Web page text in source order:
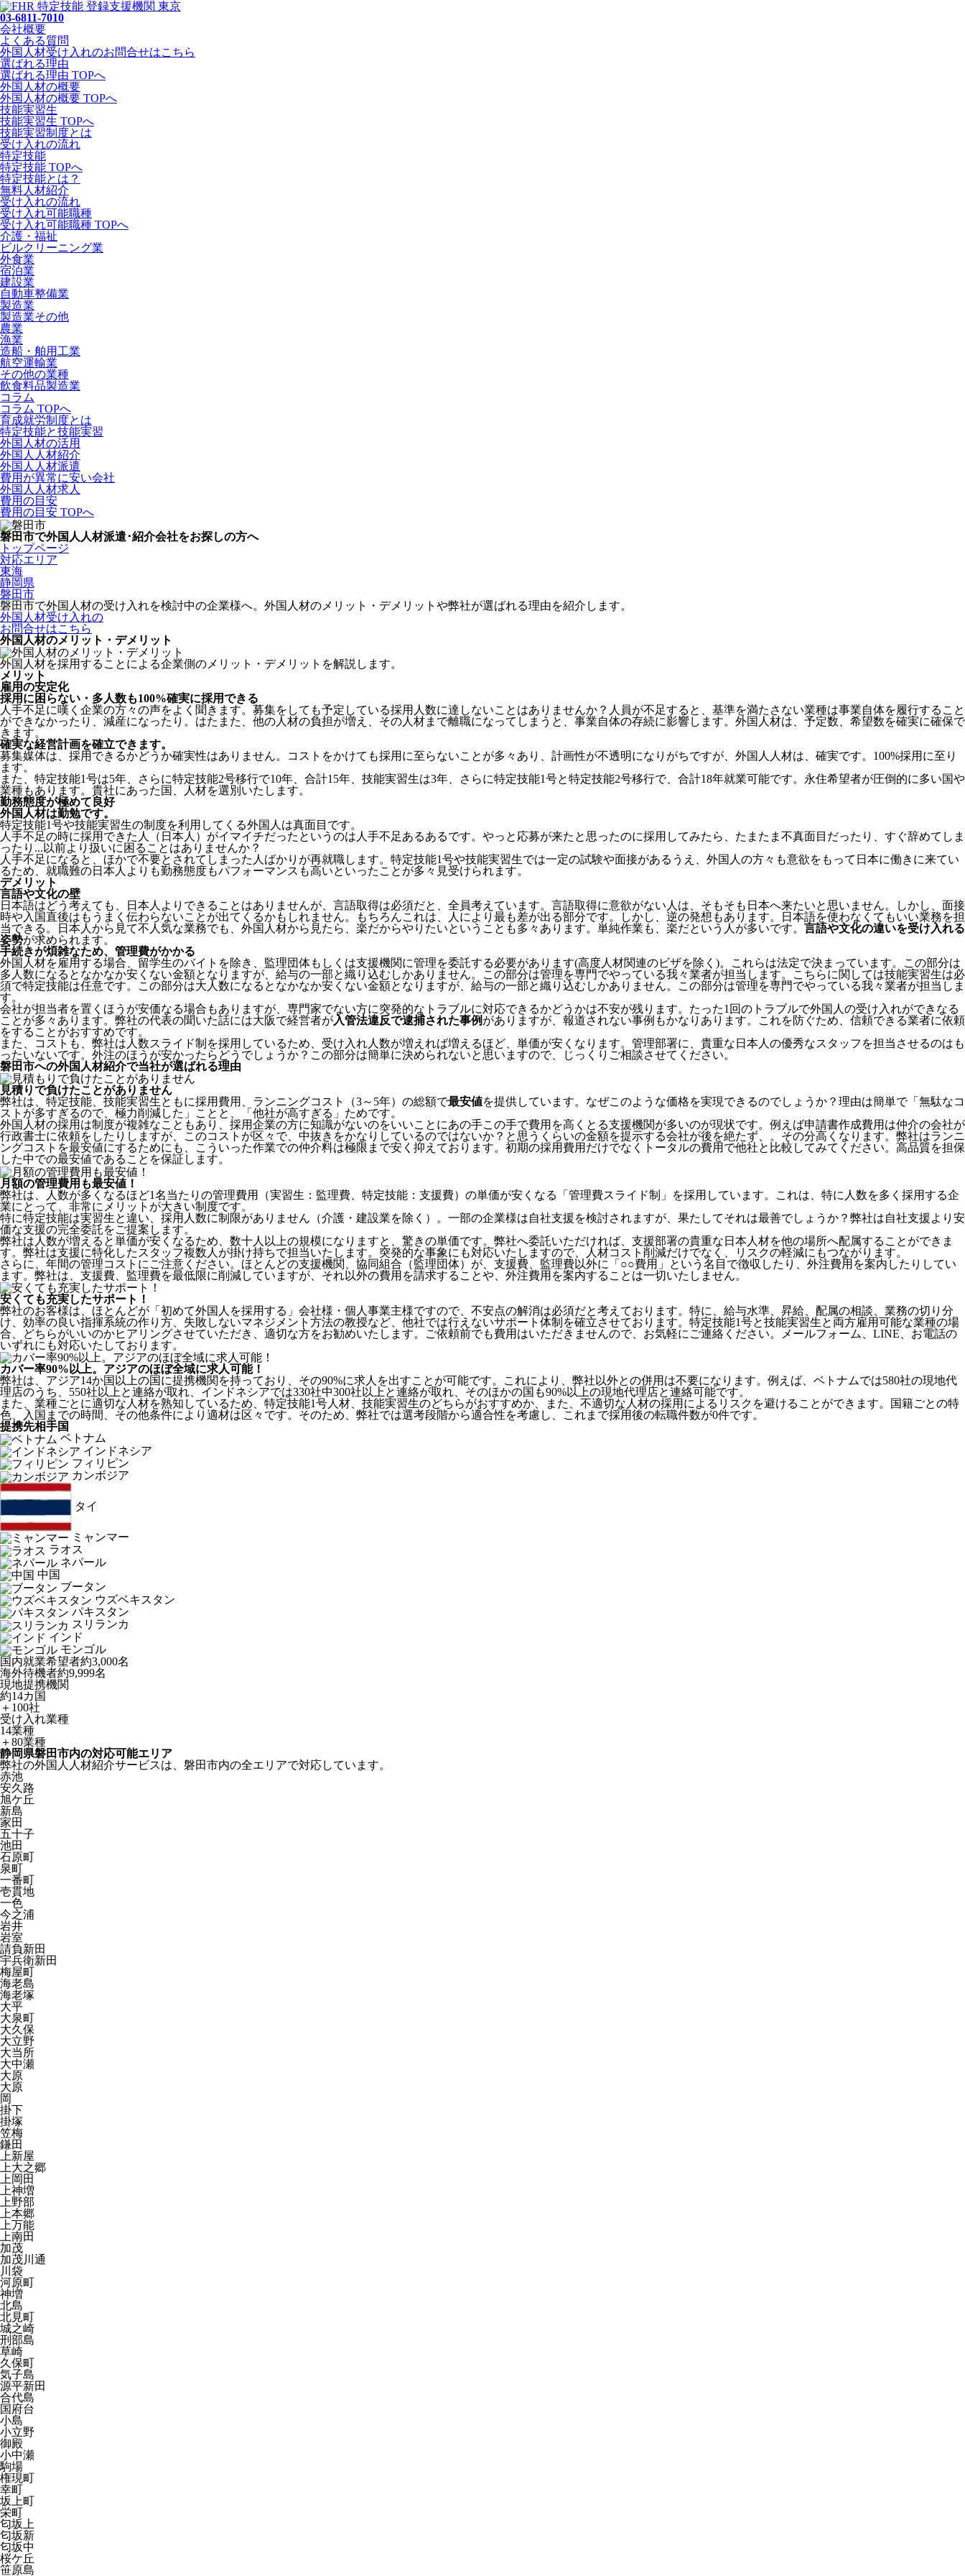
03-6811-7010
会社概要
よくある質問
外国人材受け入れのお問合せはこちら
選ばれる理由
選ばれる理由 TOPへ
外国人材の概要
外国人材の概要 TOPへ
技能実習生
技能実習生 TOPへ
技能実習制度とは
受け入れの流れ
特定技能
特定技能 TOPへ
特定技能とは？
無料人材紹介
受け入れの流れ
受け入れ可能職種
受け入れ可能職種 TOPへ
介護・福祉
ビルクリーニング業
外食業
宿泊業
建設業
自動車整備業
製造業
製造業その他
農業
漁業
造船・舶用工業
航空運輸業
その他の業種
飲食料品製造業
コラム
コラム TOPへ
育成就労制度とは
特定技能と技能実習
外国人材の活用
外国人人材紹介
外国人人材派遣
費用が異常に安い会社
外国人人材求人
費用の目安
費用の目安 TOPへ
磐田市で外国人人材派遣･紹介会社をお探しの方へ
トップページ
対応エリア
東海
静岡県
磐田市
磐田市で外国人材の受け入れを検討中の企業様へ。外国人材のメリット・デメリットや弊社が選ばれる理由を紹介します。
外国人材受け入れの
お問合せはこちら
外国人材のメリット・デメリット
外国人材を採用することによる企業側のメリット・デメリットを解説します。
メリット
雇用の安定化
採用に困らない・多人数も100%確実に採用できる
人手不足に嘆く企業の方々の声をよく聞きます。募集をしても予定している採用人数に達しないことはありませんか？人員が不足すると、基準を満たさない業種は事業自体を履行すること
ができなかったり、減産になったり。はたまた、他の人材の負担が増え、その人材まで離職になってしまうと、事業自体の存続に影響します。 外国人材は、予定数、希望数を確実に確保で
きます。
確実な経営計画を確立できます。
募集媒体は、採用できるかどうか確実性はありません。コストをかけても採用に至らないことが多々あり、計画性が不透明になりがちですが、外国人人材は、確実です。100%採用に至り
ます。
また、特定技能1号は5年、さらに特定技能2号移行で10年、合計15年、技能実習生は3年、さらに特定技能1号と特定技能2号移行で、合計18年就業可能です。永住希望者が圧倒的に多い国や
業種もあります。貴社にあった国、人材を選別いたします。
勤務態度が極めて良好
外国人材は勤勉です。
特定技能1号や技能実習生の制度を利用してくる外国人は真面目 です。
人手不足の時に採用できた人（日本人）がイマイチだったというのは人手不足あるあるです。やっと応募が来たと思ったのに採用してみたら、たまたま不真面目だったり、すぐ辞めてしま
ったり...以前より扱いに困ることはありませんか？
人手不足になると、ほかで不要とされてしまった人ばかりが再就職します。特定技能1号や技能実習生では一定の試験や面接があるうえ、外国人の方々も意欲をもって日本に働きに来てい
るため、就職難の日本人よりも勤務態度もパフォーマンスも高いといったことが多々見受けられます。
デメリット
言語や文化の壁
日本語はどう考えても、日本人よりできることはありませんが、言語取得は必須だと、全員考えています。言語取得に意欲がない人は、そもそも日本へ来たいと思いません。しかし、面接
時や入国直後はもうまく伝わらないことが出てくるかもしれません。
もちろんこれは、人により最も差が出る部分です。しかし、逆の発想もあります。日本語を使わなくてもいい業務を担
当できる。日本人から見て不人気な業務でも、外国人材から見たら、楽だからやりたいということも多々あります。単純作業も、楽だという人が多いです。 言語や文化の違いを受け入れる
姿勢が求められます。
手続きが煩雑なため、管理費がかかる
外国人材を雇用する場合、留学生のバイトを除き、 監理団体もしくは支援機関に管理を委託する必要があります(高度人材関連のビザを除く)。これらは法定で決まっています。この部分は
多人数になるとなかなか安くない金額となりますが、給与の一部と織り込むしかありません。この部分は管理を専門でやっている我々業者が担当します。こちらに関しては技能実習生は必
須で特定技能は任意です。この部分は大人数になるとなかなか安くない金額となりますが、給与の一部と織り込むしかありません。この部分は管理を専門でやっている我々業者が担当しま
す。
会社が担当者を置くほうが安価なる場合もありますが、専門家でない方に突発的なトラブルに対応できるかどうかは不安が残ります。たった1回のトラブルで外国人の受け入れができなる
ことが多々あります。弊社の代表の聞いた話には大阪で経営者が入管法違反で逮捕された事例 がありますが、報道されない事例もかなりあります。これを防ぐため、信頼できる業者に依頼
をすることがおすすめです。
また、コストも、弊社は人数スライド制を採用しているため、受け入れ人数が増えれば増えるほど、単価が安くなります。管理部署に、貴重な日本人の優秀なスタッフを担当させるのはも
ったいないです。外注のほうが安かったらどうでしょうか？この部分は簡単に決められないと思いますので、じっくりご相談させてください。
磐田市への外国人材紹介で当社が選ばれる理由
見積りで負けたことがありません
弊社は、特定技能、技能実習生ともに採用費用、ランニングコスト（3～5年）の総額で最安値を提供しています。なぜこのような価格を実現できるのでしょうか？理由は簡単で「無駄なコ
ストが多すぎるので、極力削減した」ことと、
「他社が高すぎる」 ためです。
外国人材の採用は制度が複雑なこともあり、採用企業の方に知識がないのをいいことにあの手この手で費用を高くとる支援機関が多いのが現状です。例えば申請書作成費用は仲介の会社が
行政書士に依頼をしたりしますが、このコストが区々で、中抜きをかなりしているのではないか？と思うくらいの金額を提示する会社が後を絶たず、。その分高くなります。弊社はランニ
ングコストを最安値にするためにも、こういった作業での仲介料は極限まで安く抑えております。 初期の採用費用だけでなくトータルの費用で他社と比較してみてください。 高品質を担保
した中での最安値であることを保証します。
月額の管理費用も最安値！
弊社は、
人数が多くなるほど1名当たりの管理費用（実習生：監理費、特定技能：支援費）の単価が安くなる「管理費スライド制」を採用 しています。これは、特に人数を多く採用する企
業にとって、非常にメリットが大きい制度です。
特に特定技能は実習生と違い、採用人数に制限がありません（介護・建設業を除く）。一部の企業様は自社支援を検討されますが、果たしてそれは最善でしょうか？弊社は自社支援より安
価な支援の完全委託をご提案します。
弊社は人数が増えると単価が安くなるため、数十人以上の規模になりますと、驚きの単価です。弊社へ委託いただければ、支援部署の貴重な日本人材を他の場所へ配属することができま
す。弊社は支援に特化したスタッフ複数人が掛け持ちで担当いたします。突発的な事象にも対応いたしますので、人材コスト削減だけでなく、リスクの軽減にもつながります。
さらに、年間の管理コストにご注意ください。ほとんどの支援機関、協同組合（監理団体）が、支援費、監理費以外に「○○費用」という名目で徴収したり、外注費用を案内したりしてい
ます。弊社は、支援費、監理費を最低限に削減していますが、それ以外の費用を請求することや、外注費用を案内することは一切いたしません。
安くても充実したサポート！
弊社のお客様は、ほとんどが 「初めて外国人を採用する」 会社様・個人事業主様ですので、不安点の解消は必須だと考えております。特に、給与水準、昇給、配属の相談、業務の切り分
け、効率の良い指揮系統の作り方、失敗しないマネジメント方法の教授など、 他社では行えないサポート体制 を確立させております。特定技能1号と技能実習生と両方雇用可能な業種の場
合、どちらがいいのかヒアリングさせていただき、適切な方をお勧めいたします。ご依頼前でも費用はいただきませんので、お気軽にご連絡ください。メールフォーム、LINE、お電話の
いずれにも対応いたしております。
カバー率90%以上。アジアのほぼ全域に求人可能！
弊社は、 アジア14か国以上の国に提携機関を持っており、その90%に求人を出すことが可能です。これにより、弊社以外との併用は不要になります。例えば、ベトナムでは580社の現地代
理店のうち、550社以上と連絡が取れ、インドネシアでは330社中300社以上と連絡が取れ、そのほかの国も90%以上の現地代理店と連絡可能です。
また、業種ごとに適切な人材を熟知しているため、特定技能1号人材、技能実習生のどちらがおすすめか、また、不適切な人材の採用によるリスクを避けることができます。国籍ごとの特
色、入国までの時間、その他条件により適材は区々です。そのため、弊社では選考段階から適合性を考慮し、これまで採用後の転職件数が0件です。
提携先相手国
ベトナム
インドネシア
フィリピン
カンボジア
タイ
ミャンマー
ラオス
ネパール
中国
ブータン
ウズベキスタン
パキスタン
スリランカ
インド
モンゴル
国内就業希望者約3,000名
海外待機者約9,999名
現地提携機関
約14カ国
＋100社
受け入れ業種
14業種
＋80業種
静岡県磐田市内の対応可能エリア
弊社の外国人人材紹介サービスは、磐田市内の全エリアで対応しています。
赤池
安久路
旭ケ丘
新島
家田
五十子
池田
石原町
泉町
一番町
壱貫地
一色
今之浦
岩井
岩室
請負新田
宇兵衛新田
梅屋町
海老島
海老塚
大平
大泉町
大久保
大立野
大当所
大中瀬
大原
大原
岡
掛下
掛塚
笠梅
鎌田
上新屋
上大之郷
上岡田
上神増
上野部
上本郷
上万能
上南田
加茂
加茂川通
川袋
河原町
神増
北島
北見町
城之崎
刑部島
草崎
久保町
気子島
源平新田
合代島
国府台
小島
小立野
御殿
小中瀬
駒場
権現町
幸町
坂上町
栄町
匂坂上
匂坂新
匂坂中
桜ケ丘
笹原島